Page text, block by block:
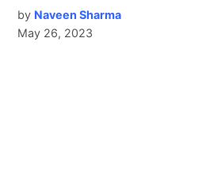
by Naveen Sharma
May 26, 2023